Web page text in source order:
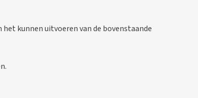
kunnen uitvoeren van de bovenstaande